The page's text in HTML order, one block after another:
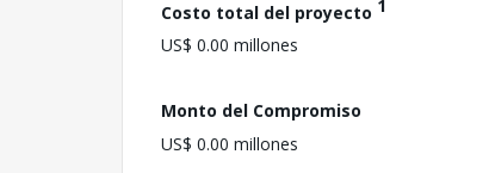
Costo total del proyecto 1
US$ 0.00 millones
Monto del Compromiso
US$ 0.00 millones